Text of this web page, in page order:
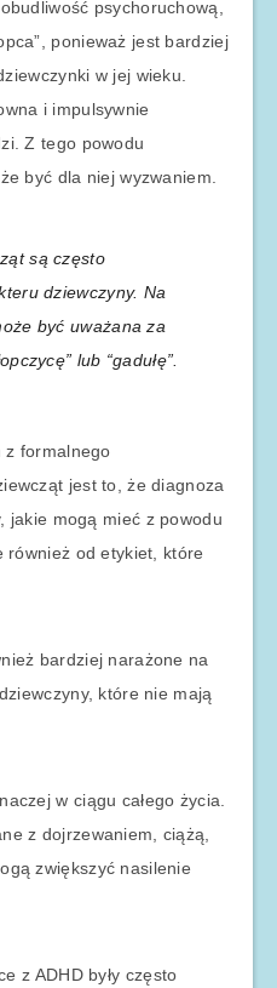
psychoruchową,
ponieważ jest bardziej
w jej wieku.
i impulsywnie
Z tego powodu
być dla niej wyzwaniem.
są często
dziewczyny. Na
być uważana za
lub “gadułę”.
z formalnego
jest to, że diagnoza
jakie mogą mieć z powodu
również od etykiet, które
bardziej narażone na
które nie mają
w ciągu całego życia.
z dojrzewaniem, ciążą,
zwiększyć nasilenie
z ADHD były często